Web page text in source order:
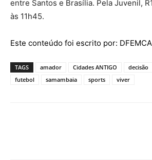
entre Santos e Brasília. Pela Juvenil,
às 11h45.
Este conteúdo foi escrito por:
TAGS amador Cidades ANTIGO decisão
futebol
samambaia sports viver